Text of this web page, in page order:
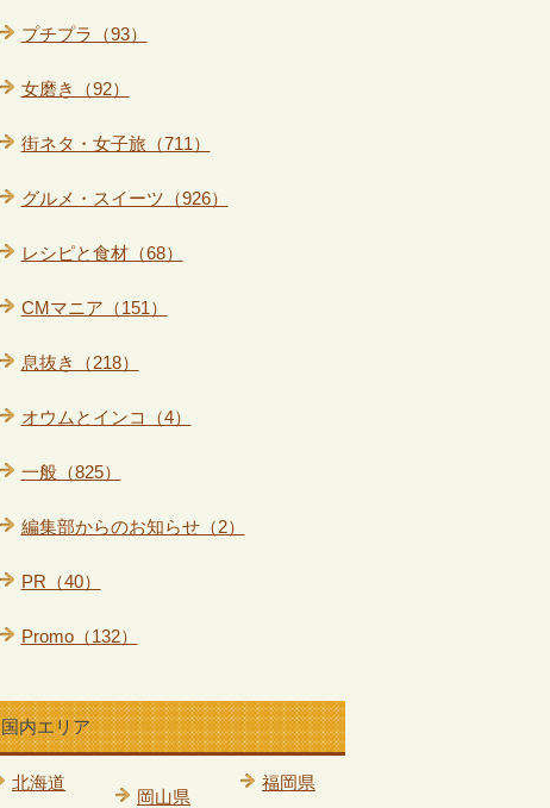
プチプラ（93）
女磨き（92）
街ネタ・女子旅（711）
グルメ・スイーツ（926）
レシピと食材（68）
CMマニア（151）
息抜き（218）
オウムとインコ（4）
一般（825）
編集部からのお知らせ（2）
PR（40）
Promo（132）
国内エリア
北海道
岡山県
福岡県